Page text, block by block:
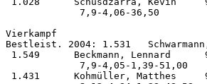
             7,9-4,06-36,50
Vierkampf
Bestleist. 2004: 1.531
1.549      Beckmann, Lennard
             7,9-4,05-1,39-51,00
1.431      Kohmüller, Matthes